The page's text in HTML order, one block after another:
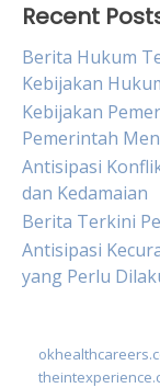
Recent
Berita Hukum
Kebijakan
Kebijakan
Pemerintah
Antisipasi
dan Kedamaian
Berita Terkini
Antisipasi
yang Perlu